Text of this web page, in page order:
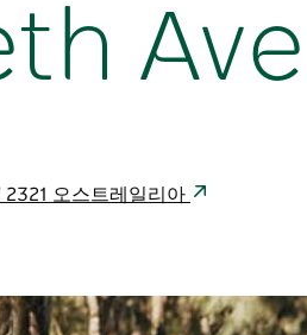
오스트레일리아